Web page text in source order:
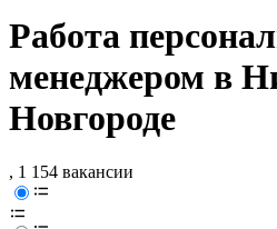
Работа
менеджером в
Новгороде
, 1 154 вакансии